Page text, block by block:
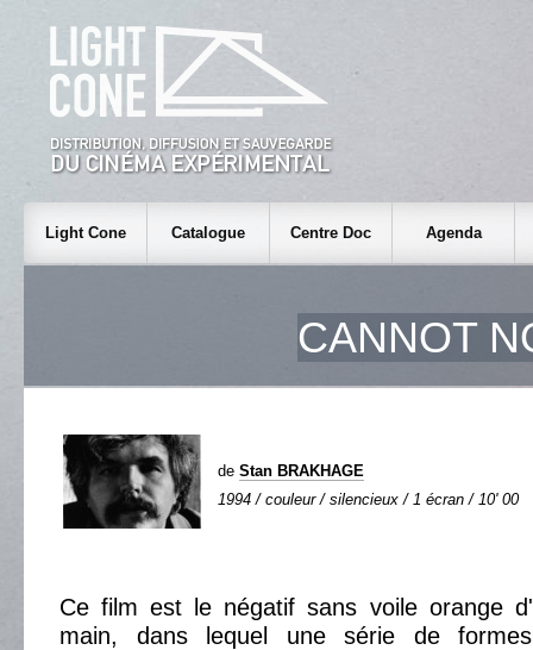
Light Cone Catalogue Centre Doc Agenda
CANNOT
de Stan BRAKHAGE
1994 / couleur / silencieux / 1 écran / 10' 00
Ce film est le négatif sans voile orange
main, dans lequel une série de